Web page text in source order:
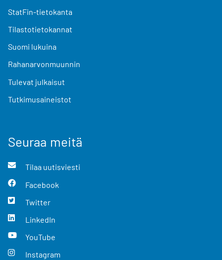
StatFin-tietokanta
Tilastotietokannat
Suomi lukuina
Rahanarvonmuunnin
Tulevat julkaisut
Tutkimusaineistot
Seuraa meitä
Tilaa uutisviesti
Facebook
Twitter
LinkedIn
YouTube
Instagram